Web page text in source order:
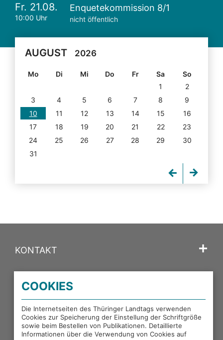
Fr. 21.08.
10:00 Uhr
Enquetekommission 8/1
nicht öffentlich
AUGUST 2026
Mo Di Mi Do Fr Sa
So
1
2
3
4 5 6 7 8
9
10
11 12 13 14 15
16
17
18 19 20 21 22
23
24
25 26 27 28 29
30
31
KONTAKT
PORTALE DES THÜRINGER LANDTAGS
EXTERNE LINKS
COOKIES
Die Internetseiten des Thüringer Landtags verwenden
Cookies zur Speicherung der Einstellung der Schriftgröße
sowie beim Bestellen von Publikationen. Detaillierte
Informationen über die Verwendung von Cookies auf